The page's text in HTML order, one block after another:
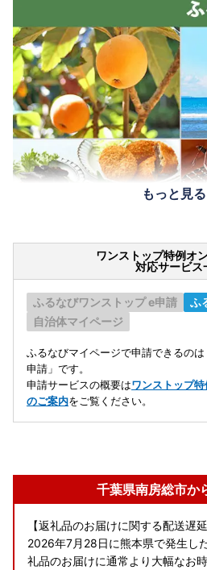
もっと見る
ワンストップ特例オ
対応サービス
ふるなびワンストップ e申請
ふ
自治体マイページ
ふるなびマイページで申請できるの
申請」です。
申請サービスの概要はワンストップ
のご案内をご覧ください。
千葉県南房総市か
【返礼品のお届けに関する配送遅
2026年7月28日に熊本県で発生し
礼品のお届けに通常より大幅なお